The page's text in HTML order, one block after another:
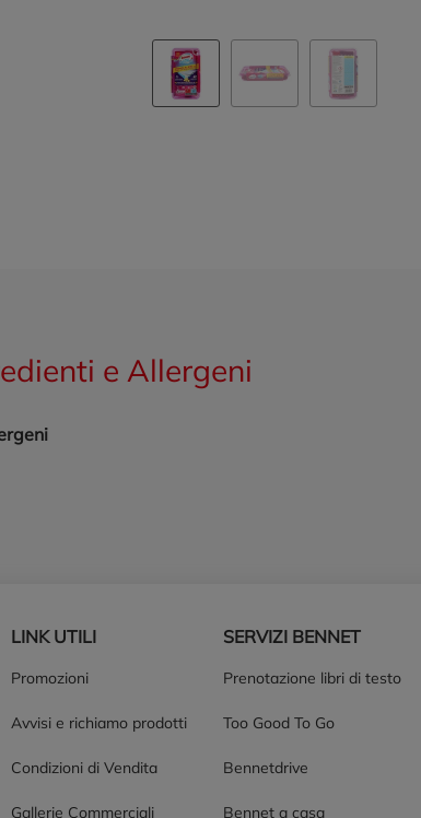
e Allergeni
LINK UTILI
Promozioni
Avvisi e richiamo prodotti
Condizioni di Vendita
Gallerie Commerciali
SERVIZI BENNET
Prenotazione libri di testo
Too Good To Go
Bennetdrive
Bennet a casa